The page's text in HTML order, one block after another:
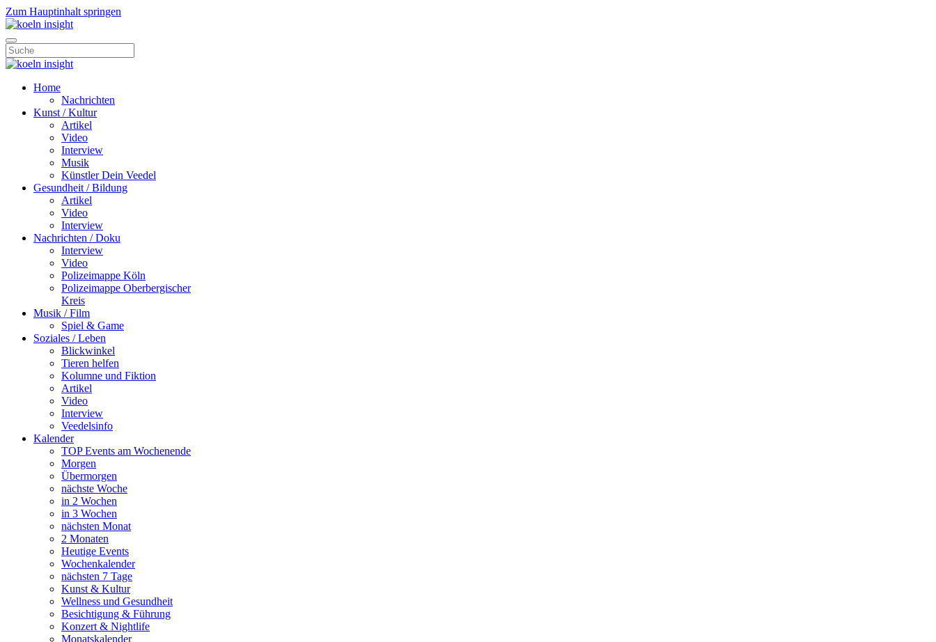
Zum Hauptinhalt springen
Home
Nachrichten
Kunst / Kultur
Artikel
Video
Interview
Musik
Künstler Dein Veedel
Gesundheit / Bildung
Artikel
Video
Interview
Nachrichten / Doku
Interview
Video
Polizeimappe Köln
Polizeimappe Oberbergischer
Kreis
Musik / Film
Spiel & Game
Soziales / Leben
Blickwinkel
Tieren helfen
Kolumne und Fiktion
Artikel
Video
Interview
Veedelsinfo
Kalender
TOP Events am Wochenende
Morgen
Übermorgen
nächste Woche
in 2 Wochen
in 3 Wochen
nächsten Monat
2 Monaten
Heutige Events
Wochenkalender
nächsten 7 Tage
Kunst & Kultur
Wellness und Gesundheit
Besichtigung & Führung
Konzert & Nightlife
Monatskalender